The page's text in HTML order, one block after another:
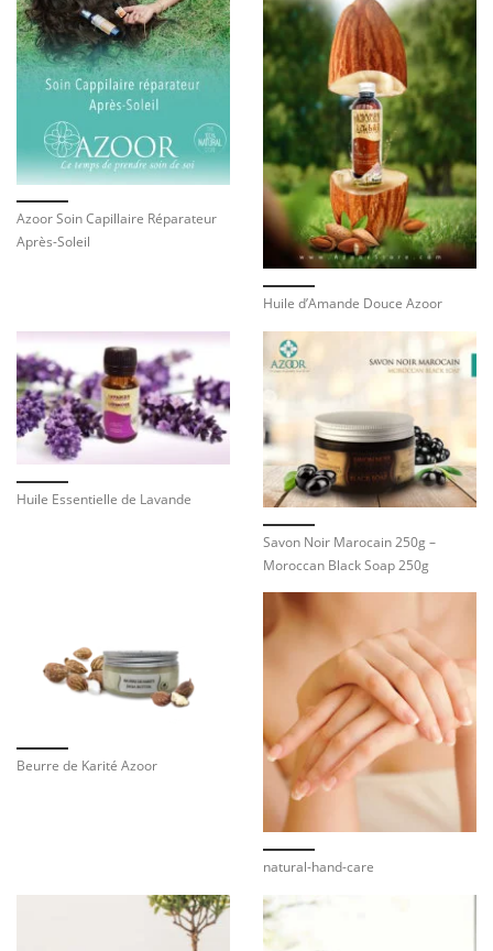
Azoor Soin Capillaire Réparateur
Après-Soleil
Huile d’Amande Douce Azoor
Huile Essentielle de Lavande
Savon Noir Marocain 250g –
Moroccan Black Soap 250g
Beurre de Karité Azoor
natural-hand-care